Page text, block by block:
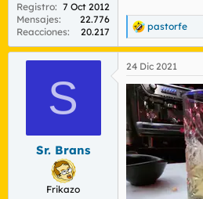
Registro
7 Oct 2012
Mensajes
22.776
Reacciones
20.217
R
e
a
c
c
n
e
s
:
pastorfe
S
Sr. Brans
Frikazo
24 Dic 2021